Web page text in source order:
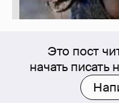
Это пост
начать